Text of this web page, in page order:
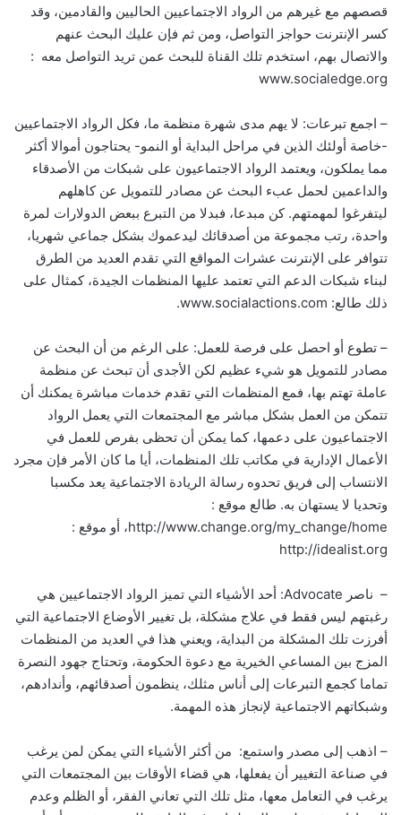
قصصهم مع غيرهم من الرواد الاجتماعيين الحاليين والقادمين، وقد
كسر الإنترنت حواجز التواصل، ومن ثم فإن عليك البحث عنهم
والاتصال بهم، استخدم تلك القناة للبحث عمن تريد التواصل معه :
www.socialedge.org
– اجمع تبرعات: لا يهم مدى شهرة منظمة ما، فكل الرواد الاجتماعيين
-خاصة أولئك الذين في مراحل البداية أو النمو- يحتاجون أموالا أكثر
مما يملكون، ويعتمد الرواد الاجتماعيون على شبكات من الأصدقاء
والداعمين لحمل عبء البحث عن مصادر للتمويل عن كاهلهم
ليتفرغوا لمهمتهم. كن مبدعا، فبدلا من التبرع ببعض الدولارات لمرة
واحدة، رتب مجموعة من أصدقائك ليدعموك بشكل جماعي شهريا،
تتوافر على الإنترنت عشرات المواقع التي تقدم العديد من الطرق
لبناء شبكات الدعم التي تعتمد عليها المنظمات الجيدة، كمثال على
ذلك طالع: www.socialactions.com.
– تطوع أو احصل على فرصة للعمل: على الرغم من أن البحث عن
مصادر للتمويل هو شيء عظيم لكن الأجدى أن تبحث عن منظمة
عاملة تهتم بها، فمع المنظمات التي تقدم خدمات مباشرة يمكنك أن
تتمكن من العمل بشكل مباشر مع المجتمعات التي يعمل الرواد
الاجتماعيون على دعمها، كما يمكن أن تحظى بفرص للعمل في
الأعمال الإدارية في مكاتب تلك المنظمات، أيا ما كان الأمر فإن مجرد
الانتساب إلى فريق تحدوه رسالة الريادة الاجتماعية يعد مكسبا
وتحديا لا يستهان به. طالع موقع :
http://www.change.org/my_change/home، أو موقع :
http://idealist.org
– ناصر Advocate: أحد الأشياء التي تميز الرواد الاجتماعيين هي
رغبتهم ليس فقط في علاج مشكلة، بل تغيير الأوضاع الاجتماعية التي
أفرزت تلك المشكلة من البداية، ويعني هذا في العديد من المنظمات
المزج بين المساعي الخيرية مع دعوة الحكومة، وتحتاج جهود النصرة
تماما كجمع التبرعات إلى أناس مثلك، ينظمون أصدقائهم، وأندادهم،
وشبكاتهم الاجتماعية لإنجاز هذه المهمة.
– اذهب إلى مصدر واستمع: من أكثر الأشياء التي يمكن لمن يرغب
في صناعة التغيير أن يفعلها، هي قضاء الأوقات بين المجتمعات التي
يرغب في التعامل معها، مثل تلك التي تعاني الفقر، أو الظلم وعدم